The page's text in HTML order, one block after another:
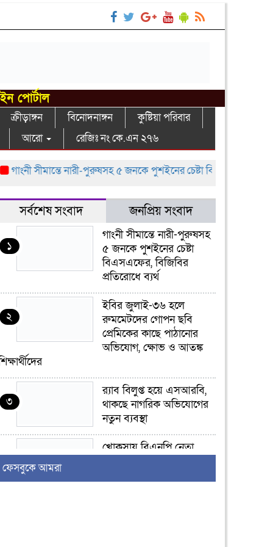
পোর্টাল
ক্রীড়াঙ্গন বিনোদনাঙ্গন
কুষ্টিয়া পরিবার
আরো রেজিঃ নং কে.এন ২৭৬
গাংনী সীমান্তে নারী-পুরুষসহ ৫ জনকে পুশইনের চেষ্টা বিএসএফের, বিজিবির
সর্বশেষ সংবাদ জনপ্রিয় সংবাদ
১
গাংনী সীমান্তে নারী-পুরুষসহ
৫ জনকে পুশইনের চেষ্টা
বিএসএফের, বিজিবির
প্রতিরোধে ব্যর্থ
২
ইবির জুলাই-৩৬ হলে
রুমমেটদের গোপন ছবি
প্রেমিকের কাছে পাঠানোর
অভিযোগ, ক্ষোভ ও আতঙ্ক
৩
র‍্যাব বিলুপ্ত হয়ে এসআরবি,
থাকছে নাগরিক অভিযোগের
নতুন ব্যবস্থা
৪
খোকসায় বিএনপি নেতা
ফেসবুকে আমরা